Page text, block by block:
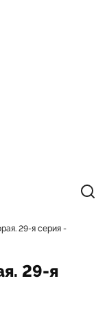
29-я серия -
29-я